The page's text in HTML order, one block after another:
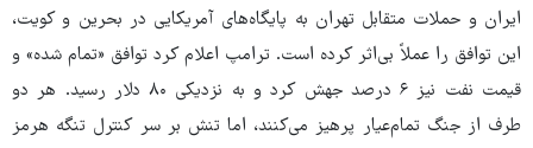
ایران و حملات متقابل تهران به پایگاه‌های آمریکایی در بحرین و کویت،
این توافق را عملاً بی‌اثر کرده است. ترامپ اعلام کرد توافق «تمام شده» و
قیمت نفت نیز ۶ درصد جهش کرد و به نزدیکی ۸۰ دلار رسید. هر دو
طرف از جنگ تمام‌عیار پرهیز می‌کنند، اما تنش بر سر کنترل تنگه هرمز